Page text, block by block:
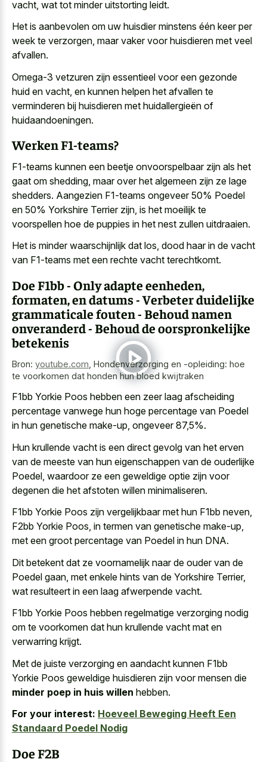
vacht, wat tot minder uitstorting leidt.
Het is aanbevolen om uw huisdier minstens één keer per
week te verzorgen, maar vaker voor huisdieren met veel
afvallen.
Omega-3 vetzuren zijn essentieel voor een gezonde
huid en vacht, en kunnen helpen het afvallen te
verminderen bij huisdieren met huidallergieën of
huidaandoeningen.
Werken F1-teams?
F1-teams kunnen een beetje onvoorspelbaar zijn als het
gaat om shedding, maar over het algemeen zijn ze lage
shedders. Aangezien F1-teams ongeveer 50% Poedel
en 50% Yorkshire Terrier zijn, is het moeilijk te
voorspellen hoe de puppies in het nest zullen uitdraaien.
Het is minder waarschijnlijk dat los, dood haar in de vacht
van F1-teams met een rechte vacht terechtkomt.
Doe F1bb - Only adapte eenheden,
formaten, en datums - Verbeter duidelijke
grammaticale fouten - Behoud namen
onveranderd - Behoud de oorspronkelijke
betekenis
Bron: youtube.com Hondenverzorging en -opleiding: hoe
te voorkomen dat honden hun bloed kwijtraken
F1bb Yorkie Poos hebben een zeer laag afscheiding
percentage vanwege hun hoge percentage van Poedel
in hun genetische make-up, ongeveer 87,5%.
Hun krullende vacht is een direct gevolg van het erven
van de meeste van hun eigenschappen van de ouderlijke
Poedel, waardoor ze een geweldige optie zijn voor
degenen die het afstoten willen minimaliseren.
F1bb Yorkie Poos zijn vergelijkbaar met hun F1bb neven,
F2bb Yorkie Poos, in termen van genetische make-up,
met een groot percentage van Poedel in hun DNA.
Dit betekent dat ze voornamelijk naar de ouder van de
Poedel gaan, met enkele hints van de Yorkshire Terrier,
wat resulteert in een laag afwerpende vacht.
F1bb Yorkie Poos hebben regelmatige verzorging nodig
om te voorkomen dat hun krullende vacht mat en
verwarring krijgt.
Met de juiste verzorging en aandacht kunnen F1bb
Yorkie Poos geweldige huisdieren zijn voor mensen die
minder poep in huis willen hebben.
For your interest: Hoeveel Beweging Heeft Een
Standaard Poedel Nodig
Doe F2B